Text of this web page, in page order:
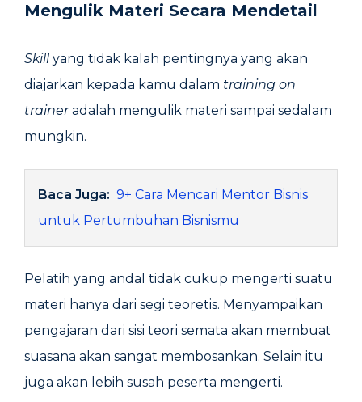
Mengulik Materi Secara Mendetail
Skillyang tidak kalah pentingnya yang akan
diajarkan kepada kamu dalam training on
traineradalah mengulik materi sampai sedalam
mungkin.
Baca Juga: 9+ Cara Mencari Mentor Bisnis
untuk Pertumbuhan Bisnismu
Pelatih yang andal tidak cukup mengerti suatu
materi hanya dari segi teoretis. Menyampaikan
pengajaran dari sisi teori semata akan membuat
suasana akan sangat membosankan. Selain itu
juga akan lebih susah peserta mengerti.